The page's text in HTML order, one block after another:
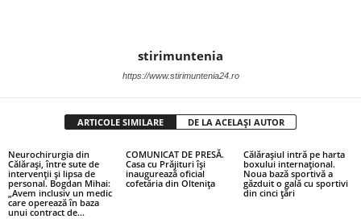
stirimuntenia
https://www.stirimuntenia24.ro
ARTICOLE SIMILARE DE LA ACELAȘI AUTOR
Neurochirurgia din
Călărași, între sute de
intervenții și lipsa de
personal. Bogdan Mihai:
„Avem inclusiv un medic
care operează în baza
unui contract de...
COMUNICAT DE PRESĂ.
Casa cu Prăjituri își
inaugurează oficial
cofetăria din Oltenița
Călărașiul intră pe harta
boxului internațional.
Noua bază sportivă a
găzduit o gală cu sportivi
din cinci țări